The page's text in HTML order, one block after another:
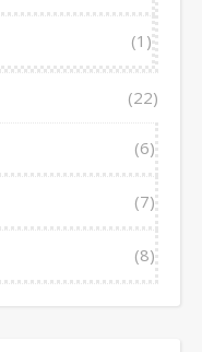
(1)
(22)
(6)
(7)
(8)